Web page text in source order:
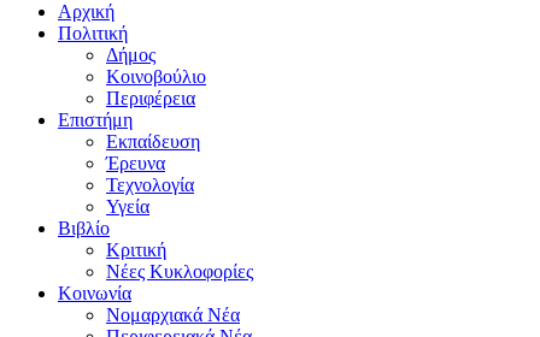
Αρχική
Πολιτική
Δήμος
Κοινοβούλιο
Περιφέρεια
Επιστήμη
Εκπαίδευση
Έρευνα
Τεχνολογία
Υγεία
Βιβλίο
Κριτική
Νέες Κυκλοφορίες
Κοινωνία
Νομαρχιακά Νέα